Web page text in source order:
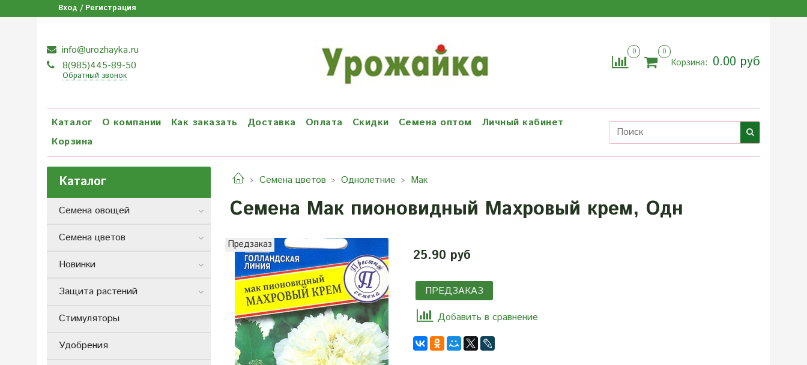
Вход / Регистрация
info@urozhayka.ru
8(985)445-89-50
Обратный звонок
0 0
Корзина: 0.00 руб
Каталог О компании Как заказать Доставка Оплата Скидки Семена оптом
Личный кабинет
Корзина
Семена цветов Однолетние Мак
Семена Мак пионовидный Махровый крем, Одн
Предзаказ
25.90 руб
ПРЕДЗАКАЗ
Добавить в сравнение
Каталог
Семена овощей
Семена цветов
Новинки
Защита растений
Стимуляторы
Удобрения